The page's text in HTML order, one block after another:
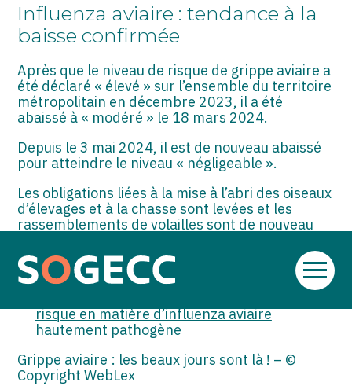
Aller
EXPATRIÉ NON RÉSIDANT
IMPATRIÉ / EXPATRIÉ
ASSOCIATIONS
START-UP
SECTEUR AUDIOVISUEL
Influenza aviaire : tendance à la
baisse confirmée
Après que le niveau de risque de grippe aviaire a
été déclaré « élevé » sur l’ensemble du territoire
métropolitain en décembre 2023, il a été
abaissé à « modéré » le 18 mars 2024.
Depuis le 3 mai 2024, il est de nouveau abaissé
pour atteindre le niveau « négligeable ».
Les obligations liées à la mise à l’abri des oiseaux
d’élevages et à la chasse sont levées et les
rassemblements de volailles sont de nouveau
Sources :
risque en matière d’influenza aviaire
hautement pathogène
Grippe aviaire : les beaux jours sont là ! – ©
Copyright WebLex